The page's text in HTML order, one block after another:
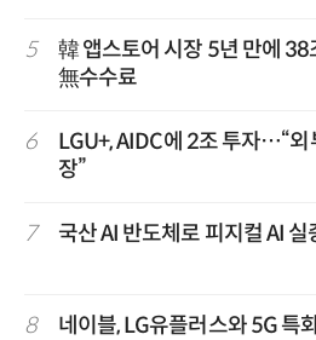
5
韓 앱스토어 시장 5년 만에
無수수료
6
LGU+, AIDC에 2조 투자…“외
장”
7 국산 AI 반도체로 피지컬 AI
8 네이블, LG유플러스와 5G 특